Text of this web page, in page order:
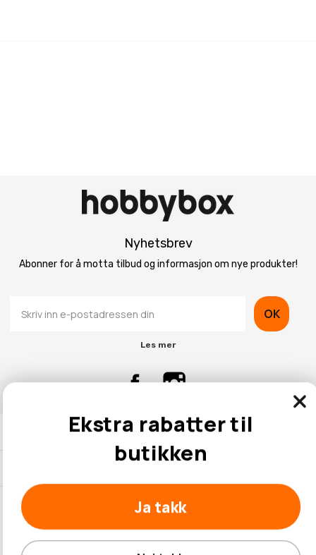
Nyhetsbrev
Abonner for å motta tilbud og informasjon om nye produkter!
OK
Les mer
Kontaktinformasjon
© 2026 Hobbybox.no
Ekstra rabatter til
butikken
Ja takk